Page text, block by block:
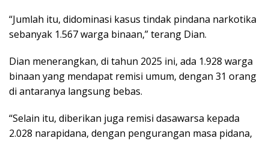
“Jumlah itu, didominasi kasus tindak pindana narkotika
sebanyak 1.567 warga binaan,” terang Dian.
Dian menerangkan, di tahun 2025 ini, ada 1.928 warga
binaan yang mendapat remisi umum, dengan 31 orang
di antaranya langsung bebas.
“Selain itu, diberikan juga remisi dasawarsa kepada
2.028 narapidana, dengan pengurangan masa pidana,